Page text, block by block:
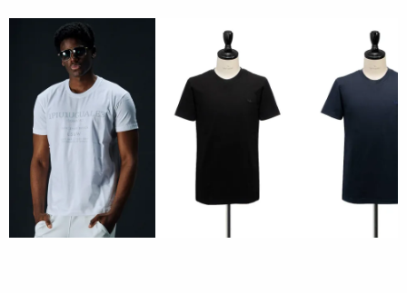
希少性の高いコットン、その柔らかな綿糸を特別な生
地に仕立てました。
空気を多く含むことで綿糸特有の膨らみと、高級感の
ある風合いが特長です。
天然素材の持つナチュラルな表情と、こなれ感を併せ
持った生地は、高い吸水性と通気性にも優れているた
め、オールシーズン快適に着用できます。